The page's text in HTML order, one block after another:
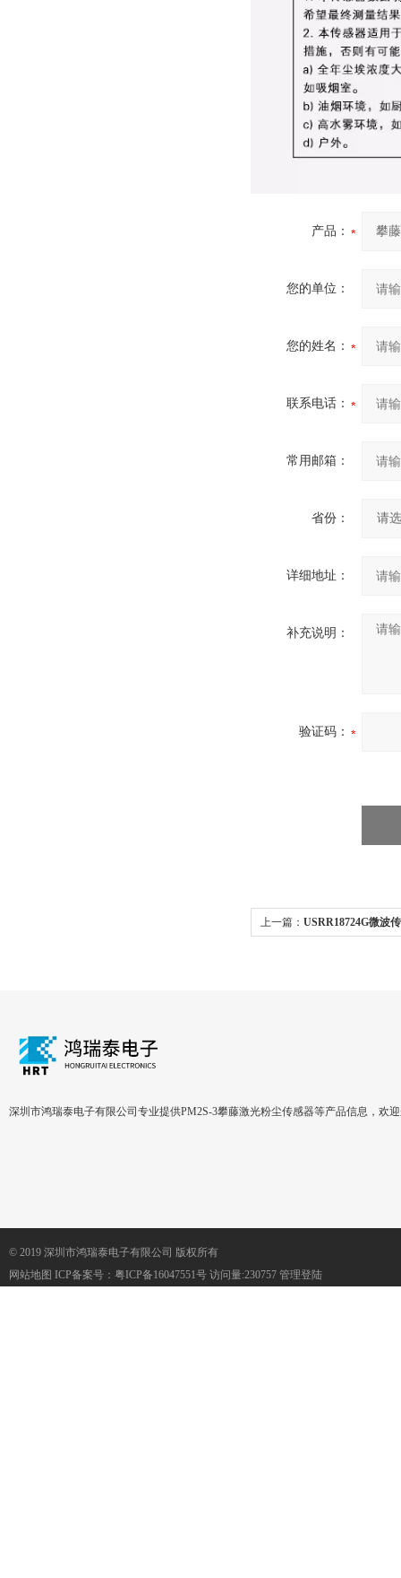
产品：
您的单位：
您的姓名：
联系电话：
常用邮箱：
省份：
详细地址：
补充说明：
验证码：
上一篇： USRR18724G微波
深圳市鸿瑞泰电子有限公司专业提供PM2S-3攀藤激光粉尘传感器等产品信息，欢
© 2019 深圳市鸿瑞泰电子有限公司 版权所有
网站地图 ICP备案号： 粤ICP备16047551号 访问量:230757 管理登陆